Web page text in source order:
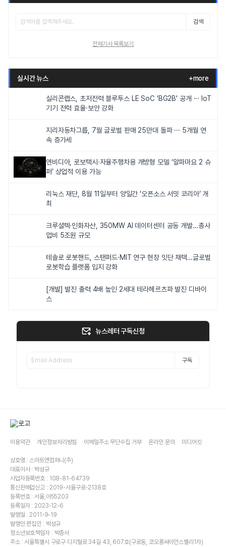
검색
전체기사 목록보기
실시간 뉴스 +more
실리콘랩스, 초저전력 블루투스 LE SoC 'BG2B' 공개 ··· IoT
기기 전력 효율·보안 강화
지리자동차그룹, 7월 글로벌 판매 25만대 돌파 ··· 5개월 연
속 증가세
엔비디아, 로보택시·자율주행차용 개방형 모델 ‘알파마요 2 슈
퍼’ 상업적 이용 가능
리눅스 재단, 8월 11일부터 양일간 ‘오픈소스 서밋 코리아’ 개
최
크루셜텍·인화자산, 350MW AI 데이터센터 공동 개발…총사
업비 5조원 규모
테솔로 로봇핸드, 스탠퍼드·MIT 연구 현장 잇단 채택…글로벌
로봇학습 플랫폼 입지 강화
[개발] 발진 출력 4배 높인 2세대 테라헤르츠파 발진 디바이
스
뉴스레터 구독신청
구독
이용약관 개인정보처리방침 이메일주소 무단수집 거부 온라인 문의 미디어킷
상호명 : 스마트앤컴퍼니(주)
대표이사 : 박성규
사업자등록번호 : 108-81-64739
통신판매업신고 : 2019-서울구로-2138호
등록번호 : 서울,아55203
등록일자 : 2023-12-6
발행일 : 2011-9-19
발행인·편집인 : 박성규
청소년보호책임자 : 박종서
주소 : 서울특별시 구로구 디지털로 34길 43, 607호(구로동, 코오롱싸이언스밸리1차)